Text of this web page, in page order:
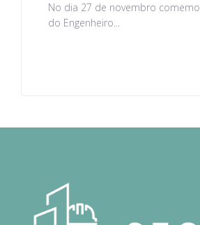
No dia 27 de novembro
do Engenheiro...